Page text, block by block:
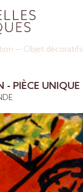
— Objet décoratifs
- PIÈCE UNIQUE